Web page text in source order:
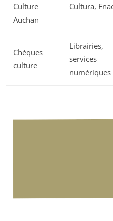
Culture
Auchan
Cultura,
Chèques
culture
Librairies,
services
numériques